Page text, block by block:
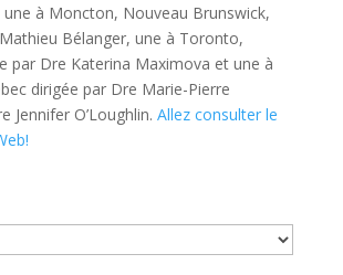
une à Moncton, Nouveau Brunswick,
Bélanger, une à Toronto,
par Dre Katerina Maximova et une à
dirigée par Dre Marie-Pierre
Jennifer O’Loughlin. Allez consulter le